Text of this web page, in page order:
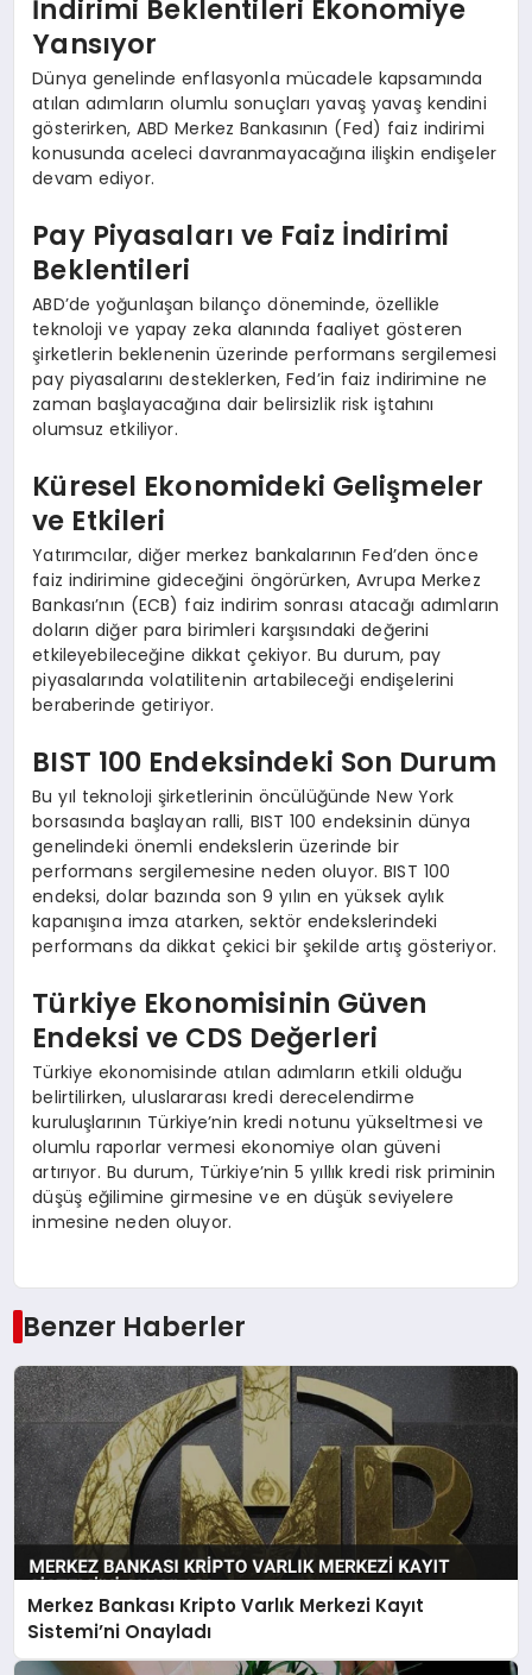
İndirimi Beklentileri Ekonomiye
Yansıyor
Dünya genelinde enflasyonla mücadele kapsamında
atılan adımların olumlu sonuçları yavaş yavaş kendini
gösterirken, ABD Merkez Bankasının (Fed) faiz indirimi
konusunda aceleci davranmayacağına ilişkin endişeler
devam ediyor.
Pay Piyasaları ve Faiz İndirimi
Beklentileri
ABD’de yoğunlaşan bilanço döneminde, özellikle
teknoloji ve yapay zeka alanında faaliyet gösteren
şirketlerin beklenenin üzerinde performans sergilemesi
pay piyasalarını desteklerken, Fed’in faiz indirimine ne
zaman başlayacağına dair belirsizlik risk iştahını
olumsuz etkiliyor.
Küresel Ekonomideki Gelişmeler
ve Etkileri
Yatırımcılar, diğer merkez bankalarının Fed’den önce
faiz indirimine gideceğini öngörürken, Avrupa Merkez
Bankası’nın (ECB) faiz indirim sonrası atacağı adımların
doların diğer para birimleri karşısındaki değerini
etkileyebileceğine dikkat çekiyor. Bu durum, pay
piyasalarında volatilitenin artabileceği endişelerini
beraberinde getiriyor.
BIST 100 Endeksindeki Son Durum
Bu yıl teknoloji şirketlerinin öncülüğünde New York
borsasında başlayan ralli, BIST 100 endeksinin dünya
genelindeki önemli endekslerin üzerinde bir
performans sergilemesine neden oluyor. BIST 100
endeksi, dolar bazında son 9 yılın en yüksek aylık
kapanışına imza atarken, sektör endekslerindeki
performans da dikkat çekici bir şekilde artış gösteriyor.
Türkiye Ekonomisinin Güven
Endeksi ve CDS Değerleri
Türkiye ekonomisinde atılan adımların etkili olduğu
belirtilirken, uluslararası kredi derecelendirme
kuruluşlarının Türkiye’nin kredi notunu yükseltmesi ve
olumlu raporlar vermesi ekonomiye olan güveni
artırıyor. Bu durum, Türkiye’nin 5 yıllık kredi risk priminin
düşüş eğilimine girmesine ve en düşük seviyelere
inmesine neden oluyor.
Benzer Haberler
Merkez Bankası Kripto Varlık Merkezi Kayıt
Sistemi’ni Onayladı